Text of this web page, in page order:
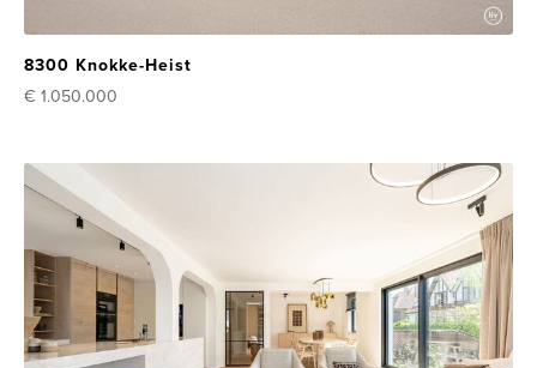
8300 Knokke-Heist
€ 1.050.000